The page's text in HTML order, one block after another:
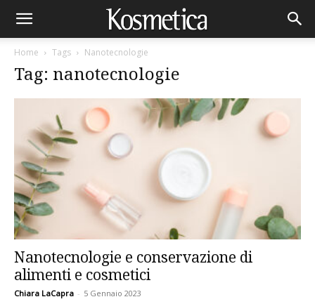
Home Tags Nanotecnologie
Tag: nanotecnologie
Nanotecnologie e conservazione di
alimenti e cosmetici
Chiara LaCapra - 5 Gennaio 2023